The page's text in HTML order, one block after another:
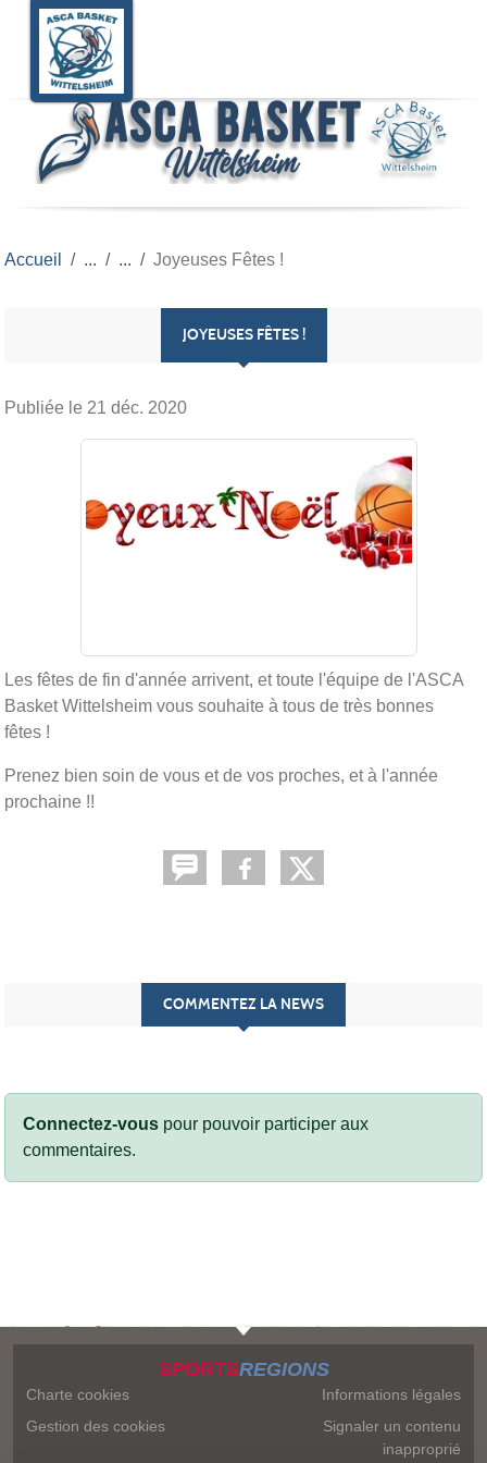
Accueil Joyeuses Fêtes !
JOYEUSES FÊTES !
Publiée le 21 déc. 2020
Les fêtes de fin d'année arrivent, et toute l'équipe de l'ASCA
Basket Wittelsheim vous souhaite à tous de très bonnes
fêtes !
Prenez bien soin de vous et de vos proches, et à l'année
prochaine !!
COMMENTEZ LA NEWS
Connectez-vous pour pouvoir participer aux
commentaires.
SPORTSREGIONS
Charte cookies
Gestion des cookies
Informations légales
Signaler un contenu
inapproprié
Panneau de gestion des cookies